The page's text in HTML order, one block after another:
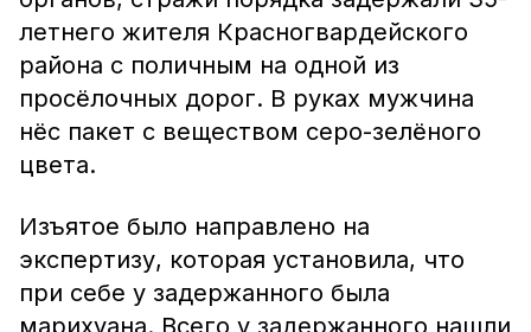
летнего жителя Красногвардейского
района с поличным на одной из
просёлочных дорог. В руках мужчина
нёс пакет с веществом серо-зелёного
цвета.
Изъятое было направлено на
экспертизу, которая установила, что
при себе у задержанного была
марихуана. Всего у задержанного нашли